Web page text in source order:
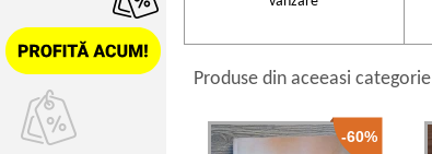
Produse din aceeasi categorie
-60%